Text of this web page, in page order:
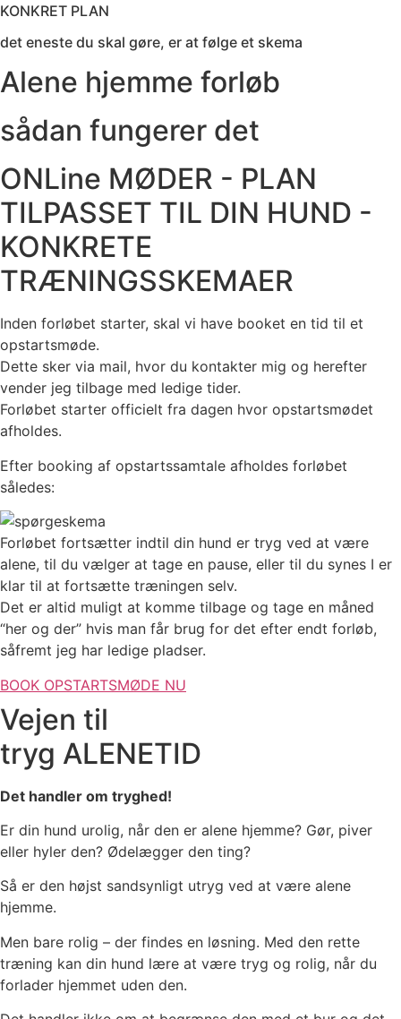
KONKRET PLAN
det eneste du skal gøre, er at følge et skema
Alene hjemme forløb
sådan fungerer det
ONLine MØDER - PLAN
TILPASSET TIL DIN HUND -
KONKRETE
TRÆNINGSSKEMAER
Inden forløbet starter, skal vi have booket en tid til et
opstartsmøde.
Dette sker via mail, hvor du kontakter mig og herefter
vender jeg tilbage med ledige tider.
Forløbet starter officielt fra dagen hvor opstartsmødet
afholdes.
Efter booking af opstartssamtale afholdes forløbet
således:
Forløbet fortsætter indtil din hund er tryg ved at være
alene, til du vælger at tage en pause, eller til du synes I er
klar til at fortsætte træningen selv.
Det er altid muligt at komme tilbage og tage en måned
“her og der” hvis man får brug for det efter endt forløb,
såfremt jeg har ledige pladser.
BOOK OPSTARTSMØDE NU
Vejen til
tryg ALENETID
Det handler om tryghed!
Er din hund urolig, når den er alene hjemme? Gør, piver
eller hyler den? Ødelægger den ting?
Så er den højst sandsynligt utryg ved at være alene
hjemme.
Men bare rolig – der findes en løsning. Med den rette
træning kan din hund lære at være tryg og rolig, når du
forlader hjemmet uden den.